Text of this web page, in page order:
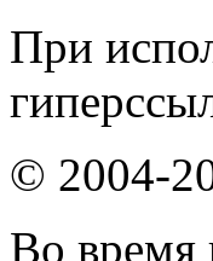
При
© 2004-
Во время